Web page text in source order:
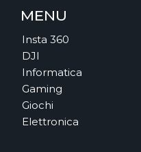
MENU
Insta 360
DJI
Informatica
Gaming
Giochi
Elettronica